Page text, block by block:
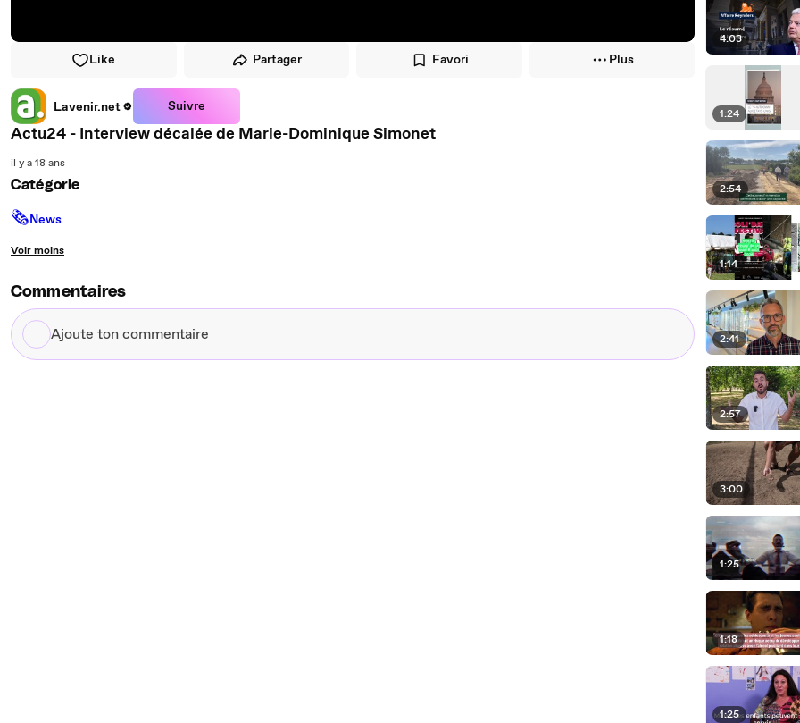
Like Partager Favori Plus
Lavenir.net Suivre
Actu24 - Interview décalée de Marie-Dominique Simonet
il y a 18 ans
Catégorie
🗞News
Voir moins
Commentaires
Ajoute
ton
4:03
1:24
2:54
1:14
2:41
2:57
3:00
1:25
1:18
1:25